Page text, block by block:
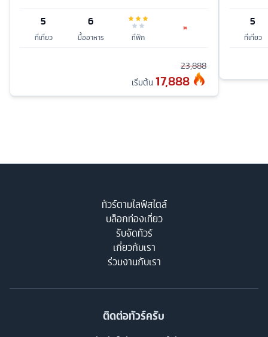
5
ที่เที่ยว
6
มื้ออาหาร ที่พัก
23,888
เริ่มต้น 17,888
5
ที่เที่ยว
ทัวร์ตามไลฟ์สไตล์
บล็อกท่องเที่ยว
รับจัดทัวร์
เกี่ยวกับเรา
ร่วมงานกับเรา
ติดต่อทัวร์ครับ